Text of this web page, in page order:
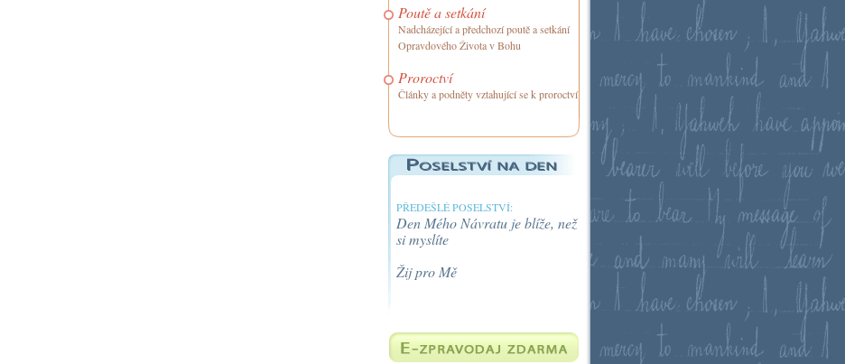
Poutě a setkání
Nadcházející a předchozí poutě a setkání
Opravdového Života v Bohu
Proroctví
Články a podněty vztahující se k proroctví
PŘEDEŠLÉ POSELSTVÍ:
Den Mého Návratu je blíže, než
si myslíte
Žij pro Mě